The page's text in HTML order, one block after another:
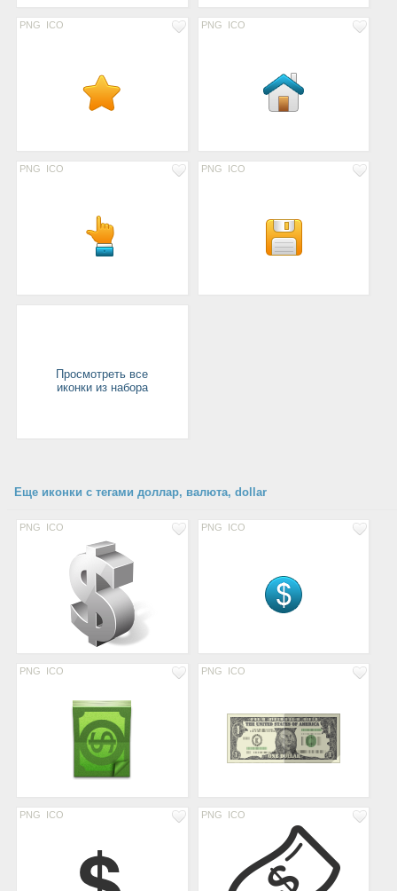
PNG ICO PNG ICO
PNG ICO PNG ICO
Просмотреть все
иконки из набора
Еще иконки с тегами доллар, валюта, dollar
PNG ICO PNG ICO
PNG ICO PNG ICO
PNG ICO PNG ICO